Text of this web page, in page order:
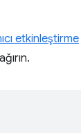
etkinleştirme